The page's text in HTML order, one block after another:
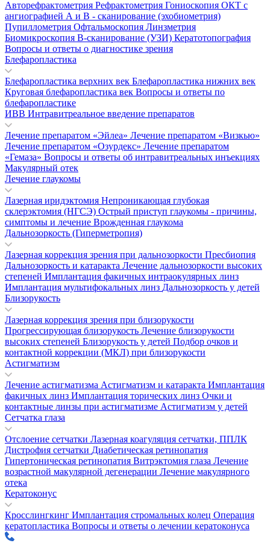
Авторефрактометрия Рефрактометрия Гониоскопия ОКТ с
ангиографией А и В - сканирование (эхобиометрия)
Пупиллометрия Офтальмоскопия Линзметрия
Биомикроскопия В-сканирование (УЗИ) Кератотопография
Вопросы и ответы о диагностике зрения
Блефаропластика
Блефаропластика верхних век Блефаропластика нижних век
Круговая блефаропластика век Вопросы и ответы по
блефаропластике
ИВВ Интравитреальное введение препаратов
Лечение препаратом «Эйлеа» Лечение препаратом «Визкью»
Лечение препаратом «Озурдекс» Лечение препаратом
«Гемаза» Вопросы и ответы об интравитреальных инъекциях
Макулярный отек
Лечение глаукомы
Лазерная иридэктомия Непроникающая глубокая
склерэктомия (НГСЭ) Острый приступ глаукомы - причины,
симптомы и лечение Врожденная глаукома
Дальнозоркость (Гиперметропия)
Лазерная коррекция зрения при дальнозоркости Пресбиопия
Дальнозоркость и катаракта Лечение дальнозоркости высоких
степеней Имплантация факичных интраокулярных линз
Имплантация мультифокальных линз Дальнозоркость у детей
Близорукость
Лазерная коррекция зрения при близорукости
Прогрессирующая близорукость Лечение близорукости
высоких степеней Близорукость у детей Подбор очков и
контактной коррекции (МКЛ) при близорукости
Астигматизм
Лечение астигматизма Астигматизм и катаракта Имплантация
факичных линз Имплантация торических линз Очки и
контактные линзы при астигматизме Астигматизм у детей
Сетчатка глаза
Отслоение сетчатки Лазерная коагуляция сетчатки, ППЛК
Дистрофия сетчатки Диабетическая ретинопатия
Гипертоническая ретинопатия Витрэктомия глаза Лечение
возрастной макулярной дегенерации Лечение макулярного
отека
Кератоконус
Кросслингкинг Имплантация стромальных колец Операция
кератопластика Вопросы и ответы о лечении кератоконуса